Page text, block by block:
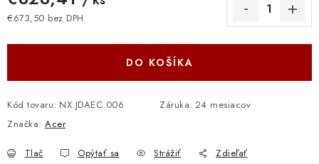
€673,50 bez DPH
DO KOŠÍKA
Kód tovaru: NX.JDAEC.006 Záruka: 24 mesiacov
Značka: Acer
Tlač Opýtať sa Strážiť Zdieľať